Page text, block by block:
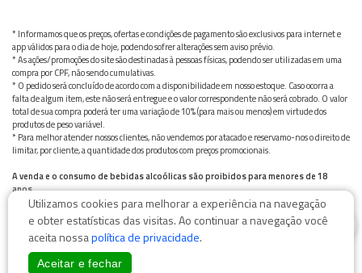
* Informamos que os preços, ofertas e condições de pagamento são exclusivos para internet e
app válidos para o dia de hoje, podendo sofrer alterações sem aviso prévio.
* As ações/promoções do site são destinadas à pessoas físicas, podendo ser utilizadas em uma
compra por CPF, não sendo cumulativas.
* O pedido será concluído de acordo com a disponibilidade em nosso estoque. Caso ocorra a
falta de algum item, este não será entregue e o valor correspondente não será cobrado. O valor
total de sua compra poderá ter uma variação de 10% (para mais ou menos) em virtude dos
produtos de peso variável.
* Para melhor atender nossos clientes, não vendemos por atacado e reservamo-nos o direito de
limitar, por cliente, a quantidade dos produtos com preços promocionais.
A venda e o consumo de bebidas alcoólicas são proibidos para menores de 18
anos.
Bebida alcoólica pode causar dependência química e, em excesso, provoca graves males à saúde.
Beba com moderação
Utilizamos cookies para melhorar a experiência na navegação
e obter estatísticas das visitas. Ao continuar a navegação você
aceita nossapolítica de privacidade.
Aceitar e fechar